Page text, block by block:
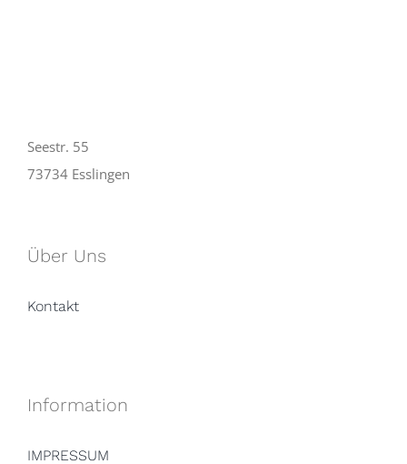
Seestr. 55
73734 Esslingen
Über Uns
Kontakt
Information
IMPRESSUM